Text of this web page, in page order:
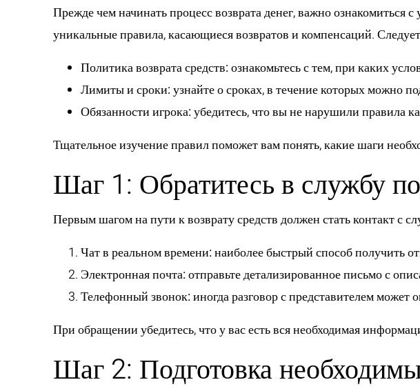
Прежде чем начинать процесс возврата денег, важно
уникальные правила, касающиеся возвратов и компенсаций.
Политика возврата средств:ознакомьтесь с тем, при каких
Лимиты и сроки:узнайте о сроках, в течение которых можно
Обязанности игрока:убедитесь, что вы не нарушили правила
Тщательное изучение правил поможет вам понять, какие шаги
Шаг 1: Обратитесь в службу
Первым шагом на пути к возврату средств должен стать контакт с
Чат в реальном времени:наиболее быстрый способ получить
Электронная почта:отправьте детализированное письмо с
Телефонный звонок:иногда разговор с представителем может
При обращении убедитесь, что у вас есть вся необходимая
Шаг 2: Подготовка